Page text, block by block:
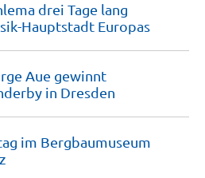
drei Tage lang
Hauptstadt Europas
Aue gewinnt
in Dresden
im Bergbaumuseum